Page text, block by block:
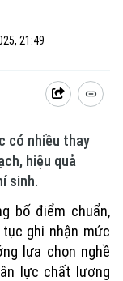
21:49
có nhiều thay
hiệu quả
sinh.
bố điểm chuẩn,
ghi nhận mức
lựa chọn nghề
lực chất lượng